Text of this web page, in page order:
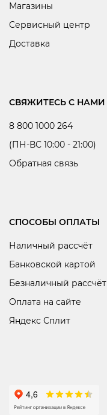
Магазины
Сервисный центр
Доставка
СВЯЖИТЕСЬ С НАМИ
8 800 1000 264
(ПН-ВС 10:00 - 21:00)
Обратная связь
СПОСОБЫ ОПЛАТЫ
Наличный рассчёт
Банковской картой
Безналичный рассчёт
Оплата на сайте
Яндекс Сплит